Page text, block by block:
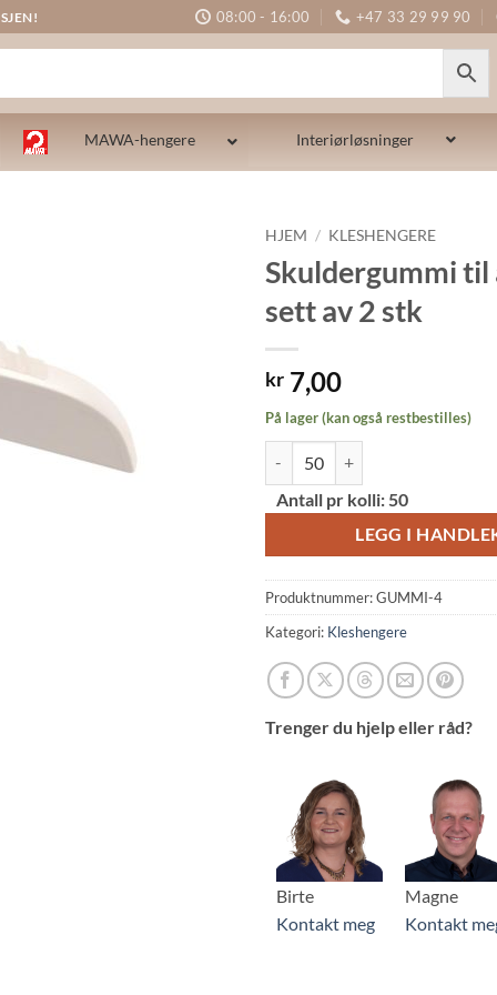
08:00 - 16:00 +47 33 29 99 90
MAWA-hengere Interiørløsninger
HJEM / KLESHENGERE
Skuldergummi til
sett av 2 stk
kr 7,00
På lager (kan også restbestilles)
Antall pr kolli: 50
LEGG I
Alternative:
Produktnummer:GUMMI-4
Kategori: Kleshengere
Trenger du hjelp eller råd?
Birte
Kontakt meg
Magne
Kontakt